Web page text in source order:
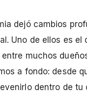
dejó cambios
Uno de ellos es
muchos
a fondo: desde
dentro de tu